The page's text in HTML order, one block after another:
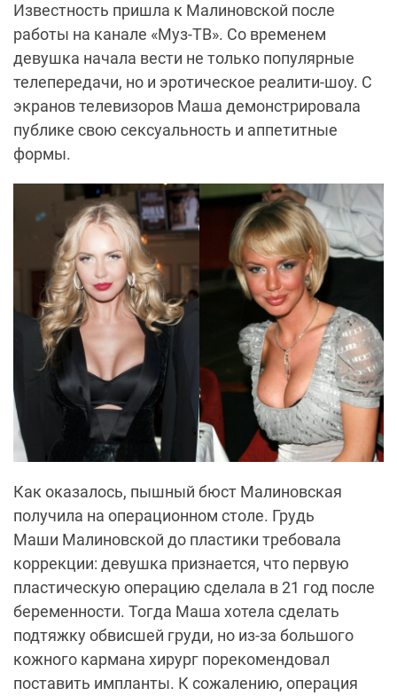
Известность пришла к Малиновской после
работы на канале «Муз-ТВ». Со временем
девушка начала вести не только популярные
телепередачи, но и эротическое реалити-шоу. С
экранов телевизоров Маша демонстрировала
публике свою сексуальность и аппетитные
формы.
Как оказалось, пышный бюст Малиновская
получила на операционном столе. Грудь
Маши Малиновской до пластики требовала
коррекции: девушка признается, что первую
пластическую операцию сделала в 21 год после
беременности. Тогда Маша хотела сделать
подтяжку обвисшей груди, но из-за большого
кожного кармана хирург порекомендовал
поставить импланты. К сожалению, операция